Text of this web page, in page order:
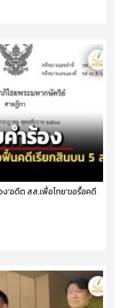
‘อดีต สส.เพื่อไทย’ขอรื้อคดี